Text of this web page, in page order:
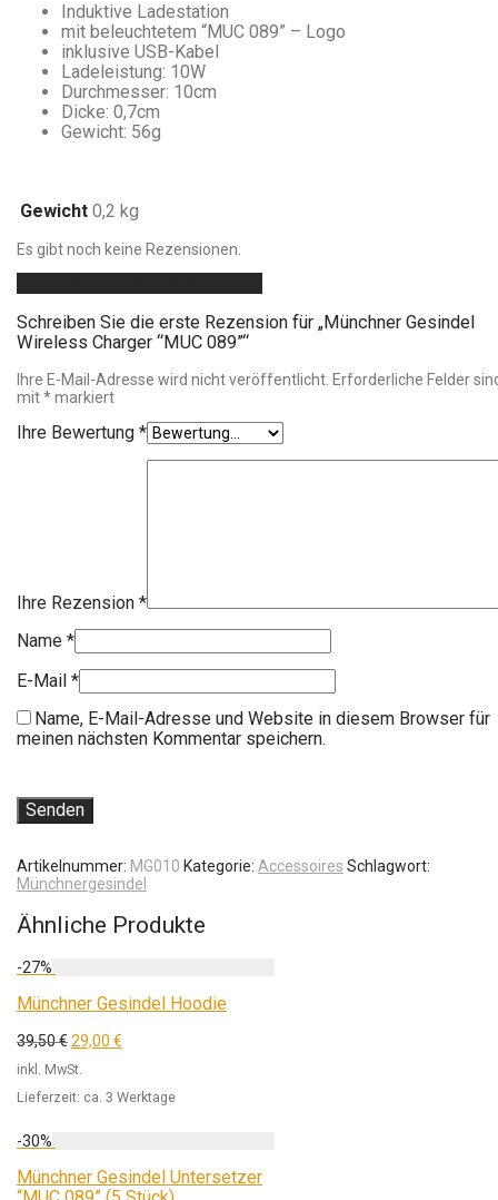
Induktive Ladestation
mit beleuchtetem “MUC 089” – Logo
inklusive USB-Kabel
Ladeleistung: 10W
Durchmesser: 10cm
Dicke: 0,7cm
Gewicht: 56g
Gewicht 0,2 kg
Es gibt noch keine Rezensionen.
Schreiben Sie die erste Rezension für „Münchner Gesindel
Wireless Charger “MUC 089”“
Ihre E-Mail-Adresse wird nicht veröffentlicht. Erforderliche Felder
mit*markiert
Ihre Bewertung *
Ihre Rezension *
Name *
E-Mail *
Name, E-Mail-Adresse und Website in diesem Browser für
meinen nächsten Kommentar speichern.
Artikelnummer: MG010 Kategorie: Accessoires Schlagwort:
Münchnergesindel
Ähnliche Produkte
-27%
Münchner Gesindel Hoodie
39,50€29,00 €
inkl. MwSt.
Lieferzeit: ca. 3 Werktage
-30%
Münchner Gesindel Untersetzer